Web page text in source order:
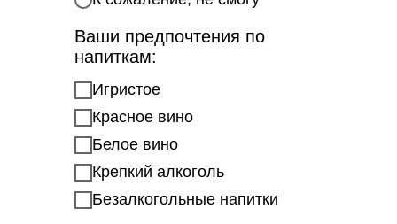
Ваши предпочтения по
напиткам:
Игристое
Красное вино
Белое вино
Крепкий алкоголь
Безалкогольные напитки